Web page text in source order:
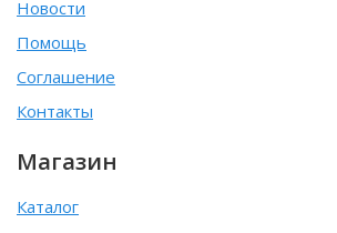
Новости
Помощь
Соглашение
Контакты
Магазин
Каталог